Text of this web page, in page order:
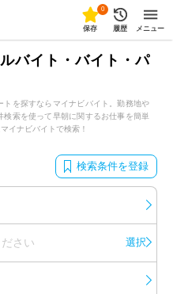
0
保存 履歴 メニュー
バイト・バイト・パ
を探すならマイナビバイト。勤務地や
索を使って早朝に関するお仕事を簡単
イナビバイトで検索！
検索条件を登録
さい 選択